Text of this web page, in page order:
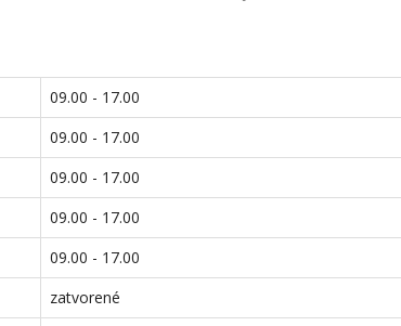
09.00 - 17.00
09.00 - 17.00
09.00 - 17.00
09.00 - 17.00
09.00 - 17.00
zatvorené